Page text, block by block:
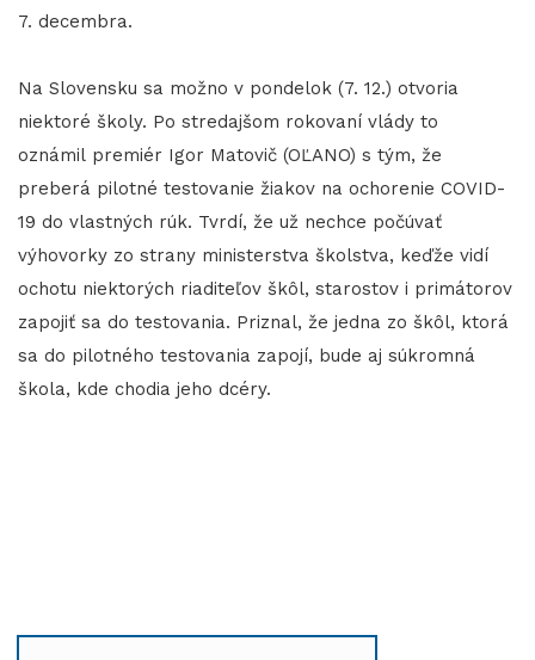
7. decembra.
Na Slovensku sa možno v pondelok (7. 12.) otvoria
niektoré školy. Po stredajšom rokovaní vlády to
oznámil premiér Igor Matovič (OĽANO) s tým, že
preberá pilotné testovanie žiakov na ochorenie COVID-
19 do vlastných rúk. Tvrdí, že už nechce počúvať
výhovorky zo strany ministerstva školstva, keďže vidí
ochotu niektorých riaditeľov škôl, starostov i primátorov
zapojiť sa do testovania. Priznal, že jedna zo škôl, ktorá
sa do pilotného testovania zapojí, bude aj súkromná
škola, kde chodia jeho dcéry.